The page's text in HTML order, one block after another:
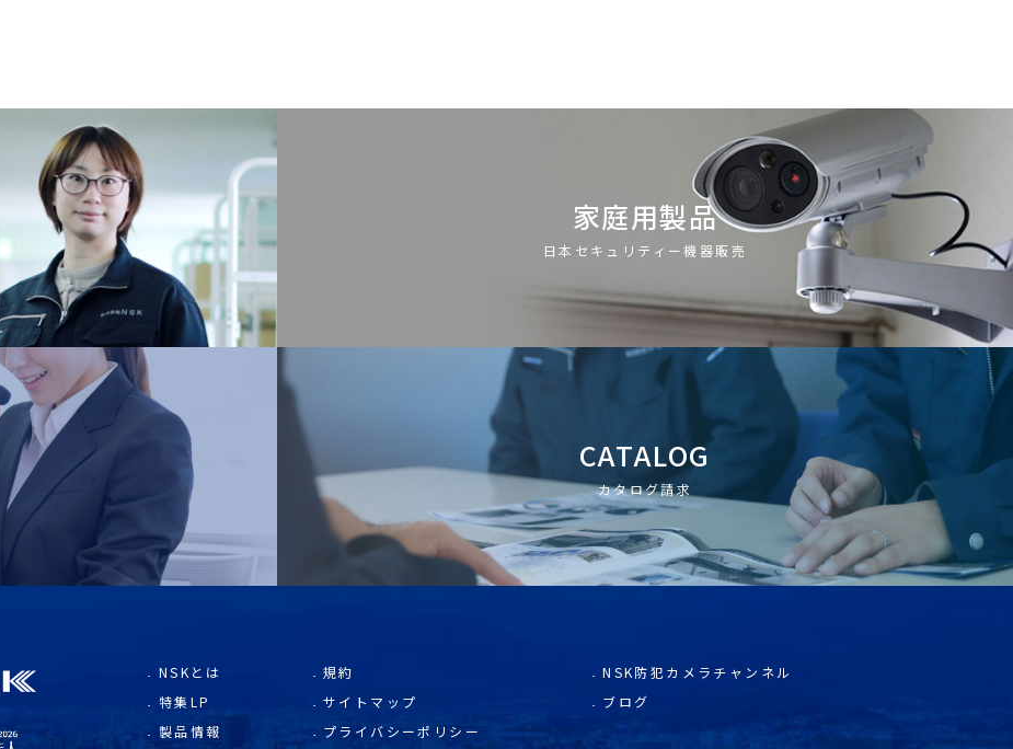
家庭用製品
日本セキュリティー機器販売
CATALOG
カタログ請求
NSKとは
特集LP
製品情報
規約
サイトマップ
プライバシーポリシー
NSK防犯カメラチャンネル
ブログ